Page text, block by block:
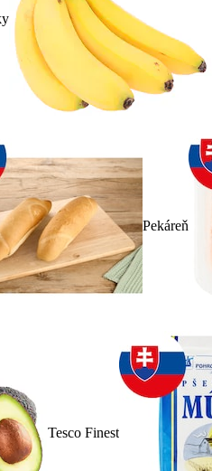
Pekáreň
Tesco Finest